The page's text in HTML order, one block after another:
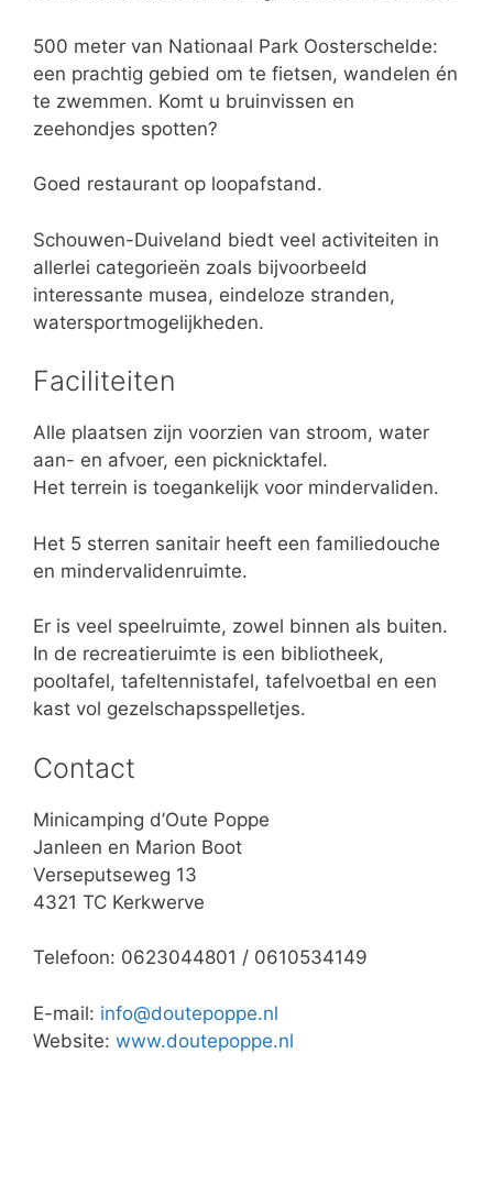
500 meter van Nationaal Park Oosterschelde:
een prachtig gebied om te fietsen, wandelen én
te zwemmen. Komt u bruinvissen en
zeehondjes spotten?
Goed restaurant op loopafstand.
Schouwen-Duiveland biedt veel activiteiten in
allerlei categorieën zoals bijvoorbeeld
interessante musea, eindeloze stranden,
watersportmogelijkheden.
Faciliteiten
Alle plaatsen zijn voorzien van stroom, water
aan- en afvoer, een picknicktafel.
Het terrein is toegankelijk voor mindervaliden.
Het 5 sterren sanitair heeft een familiedouche
en mindervalidenruimte.
Er is veel speelruimte, zowel binnen als buiten.
In de recreatieruimte is een bibliotheek,
pooltafel, tafeltennistafel, tafelvoetbal en een
kast vol gezelschapsspelletjes.
Contact
Minicamping d’Oute Poppe
Janleen en Marion Boot
Verseputseweg 13
4321 TC Kerkwerve
Telefoon: 0623044801 / 0610534149
E-mail: info@doutepoppe.nl
Website: www.doutepoppe.nl